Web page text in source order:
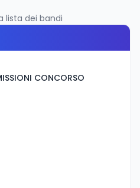
lista dei bandi
CONCORSO